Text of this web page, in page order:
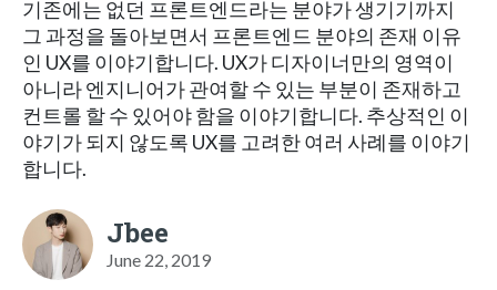
기존에는 없던 프론트엔드라는 분야가 생기기까지
그 과정을 돌아보면서 프론트엔드 분야의 존재 이유
인 UX를 이야기합니다. UX가 디자이너만의 영역이
아니라 엔지니어가 관여할 수 있는 부분이 존재하고
컨트롤 할 수 있어야 함을 이야기합니다. 추상적인 이
야기가 되지 않도록 UX를 고려한 여러 사례를 이야기
합니다.
Jbee
June 22, 2019